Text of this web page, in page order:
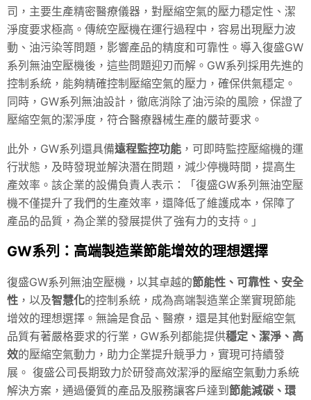
司，主要生產精密醫療儀器，對壓縮空氣的壓力穩定性、潔
淨度要求極高。傳統空壓機在運行過程中，容易出現壓力波
動、油污染等問題，影響產品的精度和可靠性。導入復盛GW
系列無油空壓機後，這些問題迎刃而解。GW系列採用先進的
控制系統，能夠精確控制壓縮空氣的壓力，確保供氣穩定。
同時，GW系列無油設計，徹底消除了油污染的風險，保證了
壓縮空氣的潔淨度，符合醫療器械生產的嚴苛要求。
此外，GW系列還具備遠程監控功能 ，可即時監控壓縮機的運
行狀態，及時發現並解決潛在問題，減少停機時間，提高生
產效率。該企業的設備負責人表示：「復盛GW系列無油空壓
機不僅提升了我們的生產效率，還降低了維護成本，保障了
產品的品質，為企業的發展提供了強有力的支持。」
GW系列：高端製造業節能增效的理想選擇
復盛GW系列無油空壓機，以其卓越的節能性、可靠性、安全
性 ，以及智慧化的控制系統，成為高端製造業企業實現節能
增效的理想選擇。無論是食品、醫療，還是其他對壓縮空氣
品質有著嚴格要求的行業，GW系列都能提供穩定、潔淨、高
效的壓縮空氣動力，助力企業提升競爭力，實現可持續發
展。 復盛公司長期致力於研發高效潔淨的壓縮空氣動力系統
解決方案，通過優質的產品及服務讓客戶達到節能減碳、環